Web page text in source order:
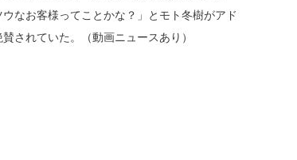
なお客様ってことかな？」とモト冬樹がアド
されていた。（動画ニュースあり）